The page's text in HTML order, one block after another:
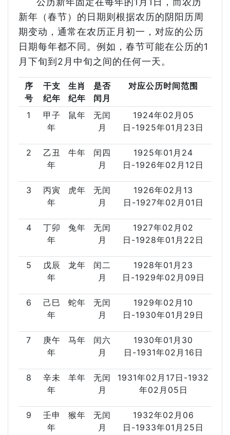
新年（春节）的日期则根据农历的阴阳历周
期变动，通常在农历正月初一，对应的公历
日期每年都不同。例如，春节可能在公历的1
月下旬到2月中旬之间的任何一天。
序
号
干支
纪年
生肖
纪年
是否
闰月
对应公历时间范围
1
甲子
年
鼠年
无闰
月
1924年02月05
日-1925年01月23日
2
乙丑
年
牛年
闰四
月
1925年01月24
日-1926年02月12日
3
丙寅
年
虎年
无闰
月
1926年02月13
日-1927年02月01日
4
丁卯
年
兔年
无闰
月
1927年02月02
日-1928年01月22日
5
戊辰
年
龙年
闰二
月
1928年01月23
日-1929年02月09日
6
己巳
年
蛇年
无闰
月
1929年02月10
日-1930年01月29日
7
庚午
年
马年
闰六
月
1930年01月30
日-1931年02月16日
8
辛未
年
羊年
无闰
月
1931年02月17日-1932
年02月05日
9
壬申
年
猴年
无闰
月
1932年02月06
日-1933年01月25日